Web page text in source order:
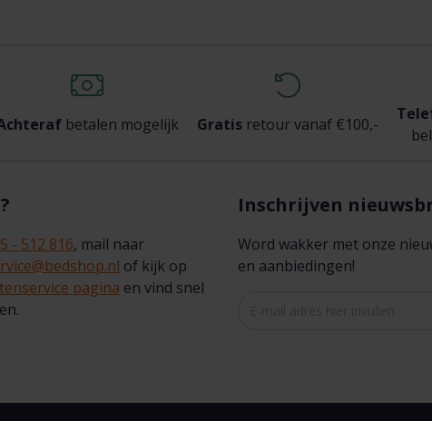
betalen mogelijk Gratisretour vanaf €100,-
bel
- 512 816, mail naar
of kijk op
pagina en vind snel
Inschrijven
Word wakker met onze
en aanbiedingen!